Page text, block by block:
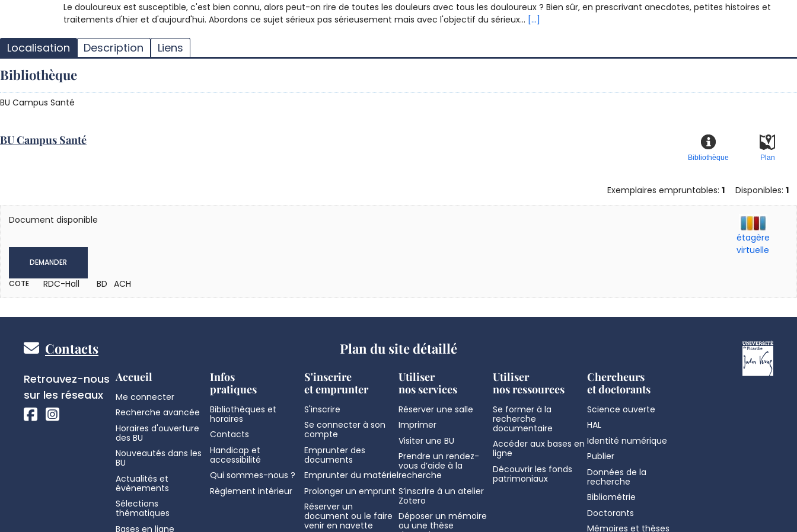
Le douloureux est susceptible, c'est bien connu, alors peut-on rire de toutes les douleurs avec tous les douloureux ? Bien sûr, en prescrivant anecdotes, petites histoires et
traitements d'hier et d'aujourd'hui. Abordons ce sujet sérieux pas sérieusement mais avec l'objectif du sérieux... [...]
Localisation Description Liens
Bibliothèque
BU Campus Santé
BU Campus Santé
Plan
Bibliothèque
Exemplaires empruntables: 1 Disponibles: 1
Document disponible
DEMANDER
COTE RDC-Hall BD ACH
étagère
virtuelle
Pied
de
page
Contacts
Réseaux
sociaux
Retrouvez-nous
sur les réseaux
Plan du site détaillé
Accueil
Me connecter
Recherche avancée
Horaires d'ouverture
des BU
Nouveautés dans les
BU
Actualités et
évènements
Sélections
thématiques
Bases en ligne
Infos
pratiques
Bibliothèques et
horaires
Contacts
Handicap et
accessibilité
Qui sommes-nous ?
Règlement intérieur
S'inscrire
et emprunter
S'inscrire
Se connecter à son
compte
Emprunter des
documents
Emprunter du matériel
Prolonger un emprunt
Réserver un
document ou le faire
venir en navette
Utiliser
nos services
Réserver une salle
Imprimer
Visiter une BU
Prendre un rendez-
vous d’aide à la
recherche
S’inscrire à un atelier
Zotero
Déposer un mémoire
ou une thèse
Utiliser
nos ressources
Se former à la
recherche
documentaire
Accéder aux bases en
ligne
Découvrir les fonds
patrimoniaux
Chercheurs
et doctorants
Science ouverte
HAL
Identité numérique
Publier
Données de la
recherche
Bibliométrie
Doctorants
Mémoires et thèses